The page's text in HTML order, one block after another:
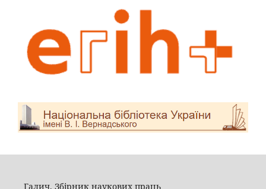
Галич. Збірник наукових праць